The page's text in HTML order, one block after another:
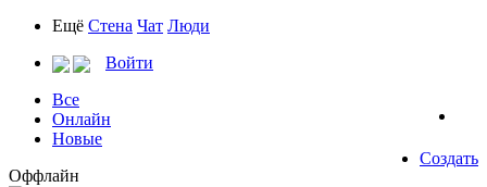
Ещё Стена Чат Люди
Войти
Все
Онлайн
Новые
Создать
Оффлайн